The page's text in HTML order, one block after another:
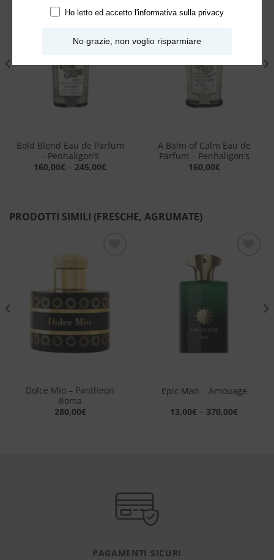
dei
Bold Blend Eau de Parfum
– Penhaligon’s
160,00€ – 245,00€
A Balm of Calm Eau de
Parfum – Penhaligon’s
160,00€
PRODOTTI SIMILI (FRESCHE, AGRUMATE)
dei
desideri
Dolce Mio – Pantheon
Roma
280,00€
alla lista
Epic Man – Amouage
13,00€ – 370,00€
PAGAMENTI SICURI
Ho letto ed accetto l'informativa sulla privacy
No grazie, non voglio risparmiare